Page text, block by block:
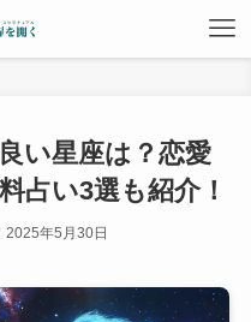
い星座は？恋愛
占い3選も紹介！
2025年5月30日